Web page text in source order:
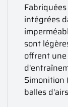
intégrées
sont
offrent
Simonition
balles